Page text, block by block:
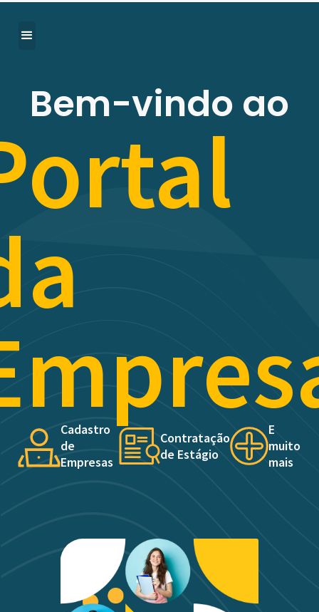
Bem-vindo ao
Cadastro
de
Empresas
Contratação
de Estágio
E
muito
mais